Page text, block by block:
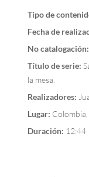
Tipo de
Fecha de
No catalogación:
Título de serie:
la mesa.
Realizadores:
Lugar:
Duración: 12:44